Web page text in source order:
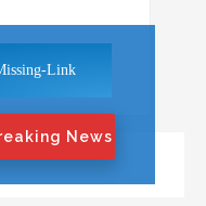
News
Link